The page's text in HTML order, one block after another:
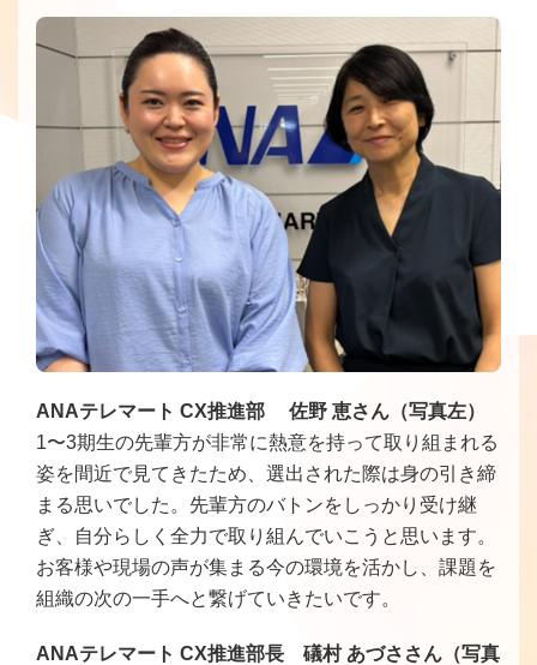
ANAテレマート CX推進部 佐野 恵さん（写真左）
1〜3期生の先輩方が非常に熱意を持って取り組まれる
姿を間近で見てきたため、選出された際は身の引き締
まる思いでした。先輩方のバトンをしっかり受け継
ぎ、自分らしく全力で取り組んでいこうと思います。
お客様や現場の声が集まる今の環境を活かし、課題を
組織の次の一手へと繋げていきたいです。
ANAテレマート CX推進部長 礒村 あづささん（写真